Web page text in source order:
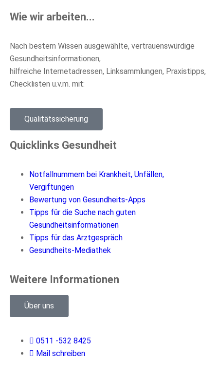
Wie wir arbeiten...
Nach bestem Wissen ausgewählte, vertrauenswürdige
Gesundheitsinformationen,
hilfreiche Internetadressen, Linksammlungen, Praxistipps,
Checklisten u.v.m. mit:
Qualitätssicherung
Quicklinks Gesundheit
Notfallnummern bei Krankheit, Unfällen,
Vergiftungen
Bewertung von Gesundheits-Apps
Tipps für die Suche nach guten
Gesundheitsinformationen
Tipps für das Arztgespräch
Gesundheits-Mediathek
Weitere Informationen
Über uns
0511 -532 8425
Mail schreiben